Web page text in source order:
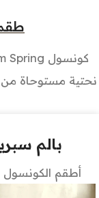
بالم
أطقم الكونسول